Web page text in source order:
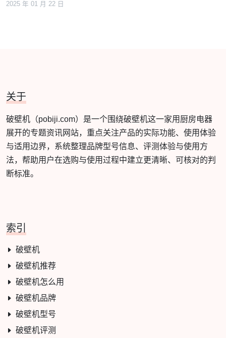
2025 年 01 月 22 日
关于
破壁机（pobiji.com）是一个围绕破壁机这一家用厨房电器
展开的专题资讯网站，重点关注产品的实际功能、使用体验
与适用边界，系统整理品牌型号信息、评测体验与使用方
法，帮助用户在选购与使用过程中建立更清晰、可核对的判
断标准。
索引
破壁机
破壁机推荐
破壁机怎么用
破壁机品牌
破壁机型号
破壁机评测